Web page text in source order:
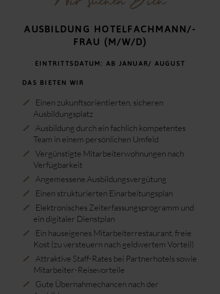
Das Kriminal Dinner
Gourmet Night
Ugly Sweater Party
Der Öschberghof als Arbeitgeber
Ausbildung & Studium
AUSBILDUNG HOTELFACHMANN/-
FRAU (M/W/D)
EINTRITTSDATUM: AB JANUAR/ AUGUST
DAS BIETEN WIR
Einen zukunftsorientierten, sicheren
Ausbildungsplatz
Ausbildung durch ein fachlich kompetentes
Team in einem persönlichen Umfeld
Vergünstigte Mitarbeiterwohnungen nach
Verfügbarkeit
Angemessene Ausbildungsvergütung
Einen strukturierten Einarbeitungsplan
Elektronisches Zeiterfassungsprogramm und
ein digitaler Dienstplan
Ein hauseigenes Mitarbeiterrestaurant, freie
Kost (zu versteuern nach geldwertem Vorteil)
Attraktive Staff-Rates bei Partnerhotels sowie
Mitarbeiter-Reisevorteile
Gute Übernahmechancen nach der